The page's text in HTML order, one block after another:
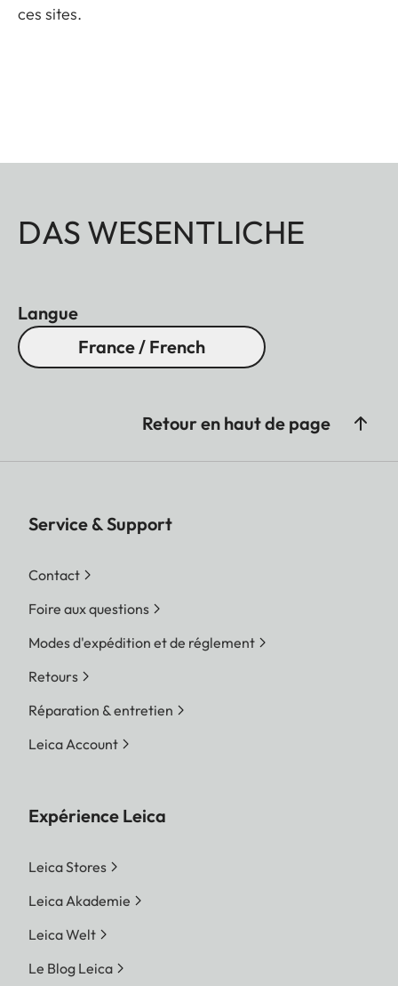
ces sites.
DAS WESENTLICHE
Langue
France / French
Retour en haut de page
Service & Support
Contact
Foire aux questions
Modes d'expédition et de réglement
Retours
Réparation & entretien
Leica Account
Expérience Leica
Leica Stores
Leica Akademie
Leica Welt
Le Blog Leica